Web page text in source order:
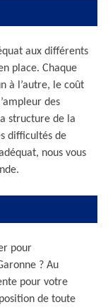
aux différents
place. Chaque
à l’autre, le coût
des
structure de la
difficultés de
nous vous
pour
? Au
pour votre
de toute